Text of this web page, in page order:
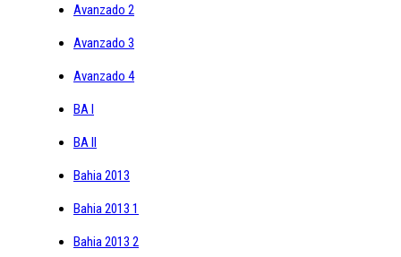
Avanzado 2
Avanzado 3
Avanzado 4
BA I
BA II
Bahia 2013
Bahia 2013 1
Bahia 2013 2